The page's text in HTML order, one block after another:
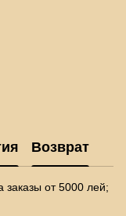
Возврат
заказы от 5000 лей;